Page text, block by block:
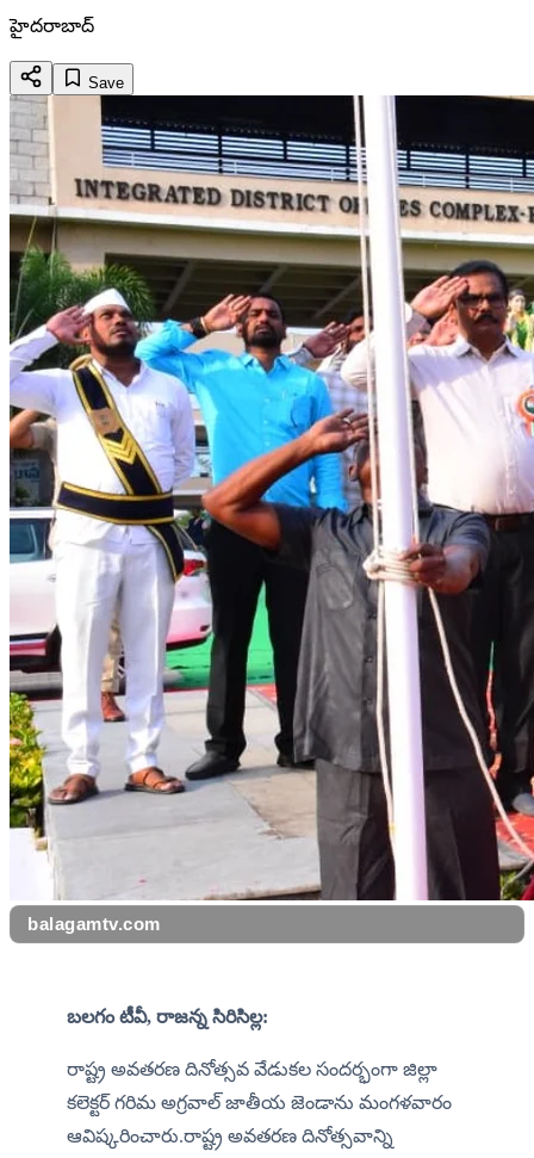
హైదరాబాద్
Save
balagamtv.com
బలగం టీవీ, రాజన్న సిరిసిల్ల:
రాష్ట్ర అవతరణ దినోత్సవ వేడుకల సందర్భంగా జిల్లా
కలెక్టర్ గరిమ అగ్రవాల్ జాతీయ జెండాను మంగళవారం
ఆవిష్కరించారు.రాష్ట్ర అవతరణ దినోత్సవాన్ని